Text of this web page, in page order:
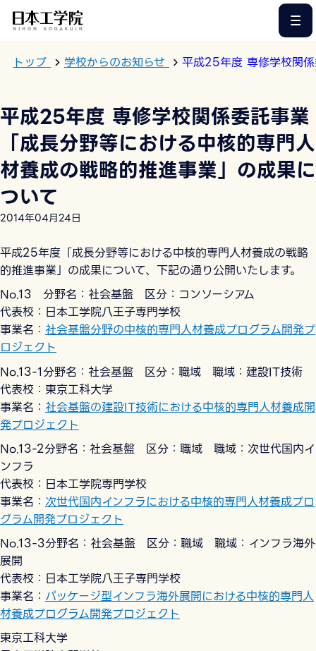
トップ 学校からのお知らせ 平成25年度 専修学校関
平成25年度 専修学校関係委託事業
「成長分野等における中核的専門人
材養成の戦略的推進事業」の成果に
ついて
2014年04月24日
平成25年度「成長分野等における中核的専門人材養成の戦略
的推進事業」の成果について、下記の通り公開いたします。
No.13 分野名：社会基盤 区分：コンソーシアム
代表校：日本工学院八王子専門学校
事業名： 社会基盤分野の中核的専門人材養成プログラム開発プ
ロジェクト
No.13-1分野名：社会基盤 区分：職域 職域：建設IT技術
代表校：東京工科大学
事業名： 社会基盤の建設IT技術における中核的専門人材養成開
発プロジェクト
No.13-2分野名：社会基盤 区分：職域 職域：次世代国内イ
ンフラ
代表校：日本工学院専門学校
事業名： 次世代国内インフラにおける中核的専門人材養成プロ
グラム開発プロジェクト
No.13-3分野名：社会基盤 区分：職域 職域：インフラ海外
展開
代表校：日本工学院八王子専門学校
事業名： パッケージ型インフラ海外展開における中核的専門人
材養成プログラム開発プロジェクト
東京工科大学